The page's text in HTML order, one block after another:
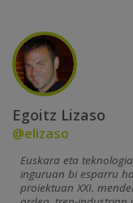
Egoitz Lizaso
@elizaso
Euskara eta
inguruan bi esparru
proiektuan XXI.